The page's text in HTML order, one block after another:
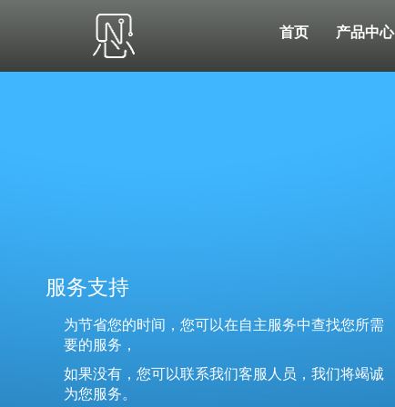
首页 产品中心
服务支持
为节省您的时间，您可以在自主服务中查找您所需
要的服务，
如果没有，您可以联系我们客服人员，我们将竭诚
为您服务。